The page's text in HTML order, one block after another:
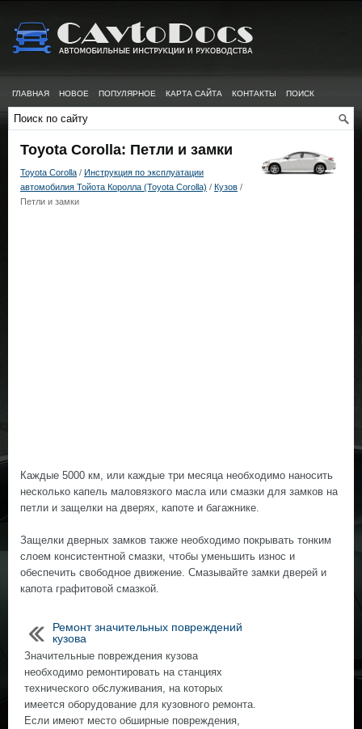
ГЛАВНАЯ НОВОЕ ПОПУЛЯРНОЕ КАРТА САЙТА КОНТАКТЫ ПОИСК
Toyota Corolla: Петли и замки
Toyota Corolla / Инструкция по эксплуатации
автомобилия Тойота Королла (Toyota Corolla) / Кузов /
Петли и замки
Каждые 5000 км, или каждые три месяца необходимо наносить
несколько капель маловязкого масла или смазки для замков на
петли и защелки на дверях, капоте и багажнике.
Защелки дверных замков также необходимо покрывать тонким
слоем консистентной смазки, чтобы уменьшить износ и
обеспечить свободное движение. Смазывайте замки дверей и
капота графитовой смазкой.
Ремонт значительных повреждений
кузова
Значительные повреждения кузова
необходимо ремонтировать на станциях
технического обслуживания, на которых
имеется оборудование для кузовного ремонта.
Если имеют место обширные повреждения,